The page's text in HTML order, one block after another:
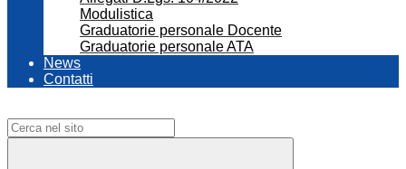
Modulistica
Graduatorie personale Docente
Graduatorie personale ATA
News
Contatti